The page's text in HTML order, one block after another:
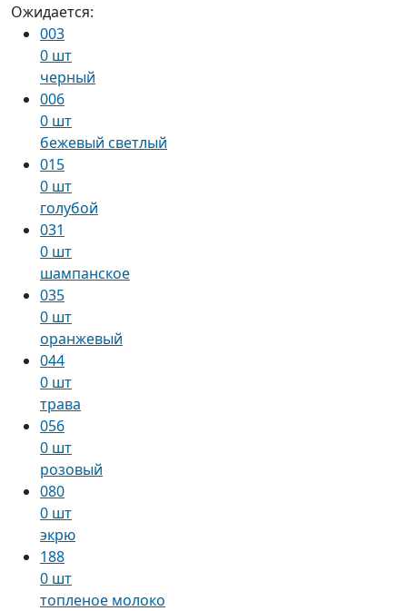
Ожидается:
003
0 шт
черный
006
0 шт
бежевый светлый
015
0 шт
голубой
031
0 шт
шампанское
035
0 шт
оранжевый
044
0 шт
трава
056
0 шт
розовый
080
0 шт
экрю
188
0 шт
топленое молоко